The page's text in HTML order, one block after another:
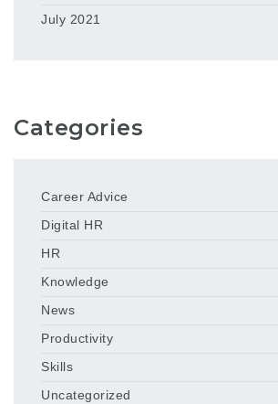
July 2021
Categories
Career Advice
Digital HR
HR
Knowledge
News
Productivity
Skills
Uncategorized